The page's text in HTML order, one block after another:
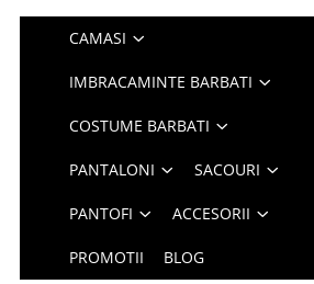
CAMASI
IMBRACAMINTE BARBATI
COSTUME BARBATI
PANTALONI SACOURI
PANTOFI ACCESORII
PROMOTII BLOG